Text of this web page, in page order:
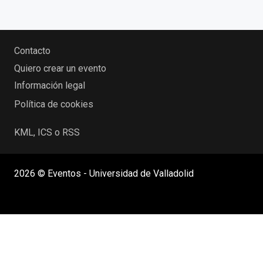
Contacto
Quiero crear un evento
Información legal
Política de cookies
KML, ICS o RSS
2026 © Eventos - Universidad de Valladolid